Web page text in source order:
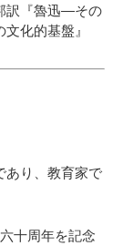
訳『魯迅―その
化的基盤』
あり、教育家で
十周年を記念